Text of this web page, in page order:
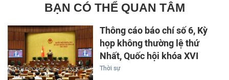
BẠN CÓ THỂ QUAN TÂM
Thông cáo báo chí số 6, Kỳ
họp không thường lệ thứ
Nhất, Quốc hội khóa XVI
Thời sự